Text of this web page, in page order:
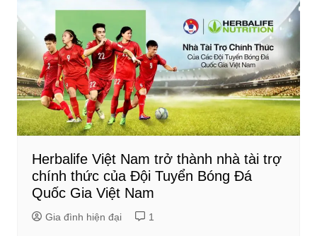
Herbalife Việt Nam trở thành nhà tài trợ
chính thức của Đội Tuyển Bóng Đá
Quốc Gia Việt Nam
Gia đình hiện đại 1